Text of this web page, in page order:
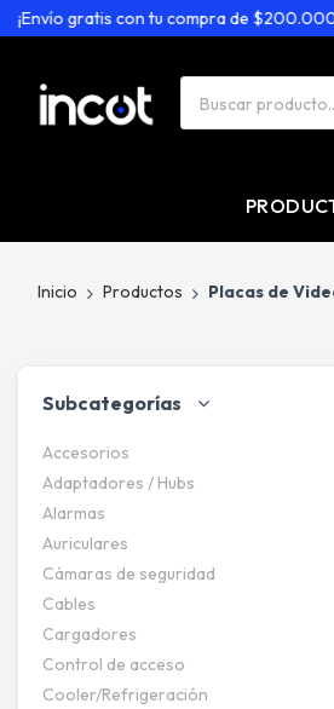
gratis con tu compra de $200.000 o
Inicio Productos Placas de
Subcategorías
Accesorios
Adaptadores / Hubs
Alarmas
Auriculares
Cámaras de seguridad
Cables
Cargadores
Control de acceso
Cooler/Refrigeración